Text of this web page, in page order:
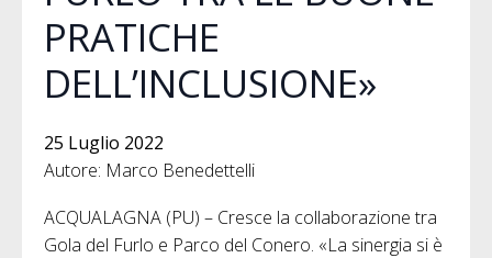
PRATICHE
DELL’INCLUSIONE»
25 Luglio 2022
Autore: Marco Benedettelli
ACQUALAGNA (PU) – Cresce la collaborazione tra
Gola del Furlo e Parco del Conero. «La sinergia si è